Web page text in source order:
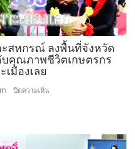
ทองคำ
“รางวัล
เกียรติยศ
แห่ง
การ
ะสหกรณ์ ลงพื้นที่จังหวัด
บคุณภาพชีวิตเกษตรกร
เมืองเลย
ปิดความเห็น